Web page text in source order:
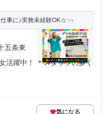
事に♪実務未経験OK☆
五条東
活躍中！ ＊スタッフの多く
気になる